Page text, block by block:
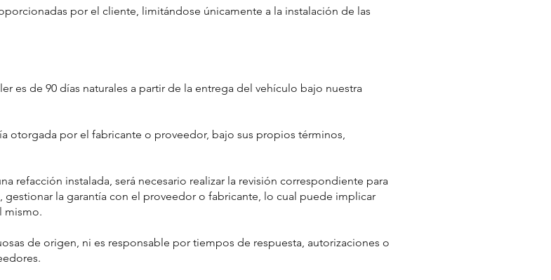
por el cliente, limitándose únicamente a la instalación de las
es de 90 días naturales a partir de la entrega del vehículo bajo nuestra
otorgada por el fabricante o proveedor, bajo sus propios términos,
refacción instalada, será necesario realizar la revisión correspondiente para
la garantía con el proveedor o fabricante, lo cual puede implicar
mismo.
de origen, ni es responsable por tiempos de respuesta, autorizaciones o